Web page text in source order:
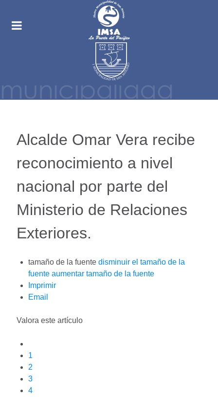
Alcalde Omar Vera recibe
reconocimiento a nivel
nacional por parte del
Ministerio de Relaciones
Exteriores.
tamaño de la fuente disminuir el tamaño de la
fuente aumentar tamaño de la fuente
Imprimir
Email
Valora este artículo
1
2
3
4